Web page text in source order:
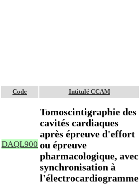
Code Intitulé CCAM
DAQL900
Tomoscintigraphie des
cavités cardiaques
après épreuve d'effort
ou épreuve
pharmacologique, avec
synchronisation à
l'électrocardiogramme